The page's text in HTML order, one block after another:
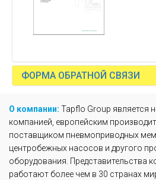
ФОРМА ОБРАТНОЙ СВЯЗИ
О компании: Tapflo Group является
компанией, европейским
поставщиком пневмоприводных
центробежных насосов и другого
оборудования. Представительства
работают более чем в 30 странах